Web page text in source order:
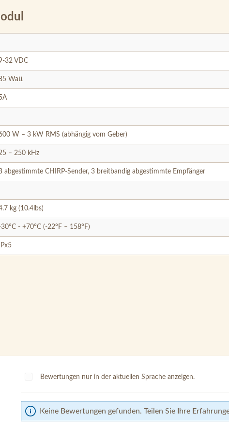
32 VDC
Watt
W – 3 kW RMS (abhängig vom Geber)
– 250 kHz
abgestimmte CHIRP-Sender, 3 breitbandig abgestimmte Empfänger
kg (10.4lbs)
30°C - +70°C (-22°F – 158°F)
IPx5
Bewertungen nur in der aktuellen Sprache anzeigen.
Keine Bewertungen gefunden. Teilen Sie Ihre